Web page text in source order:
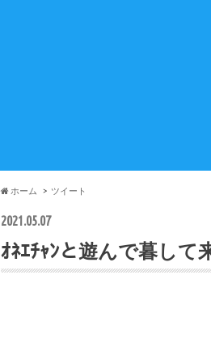
ホーム ツイート
2021.05.07
ｵﾈｴﾁｬﾝと遊んで暮して